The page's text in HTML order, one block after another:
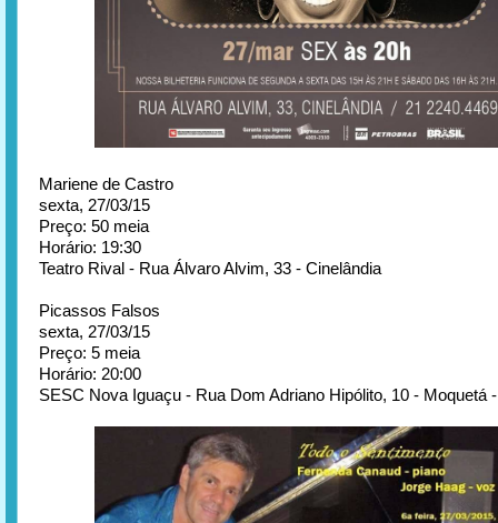
Mariene de Castro
sexta, 27/03/15
Preço: 50 meia
Horário: 19:30
Teatro Rival - Rua Álvaro Alvim, 33 - Cinelândia
Picassos Falsos
sexta, 27/03/15
Preço: 5 meia
Horário: 20:00
SESC Nova Iguaçu - Rua Dom Adriano Hipólito, 10 - Moquetá